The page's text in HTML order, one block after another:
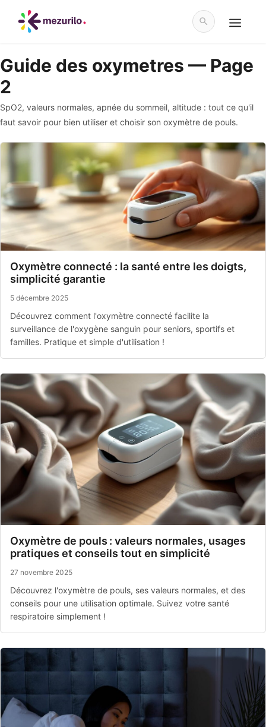
contenu
Guide des oxymetres — Page
2
SpO2, valeurs normales, apnée du sommeil, altitude : tout ce qu'il
faut savoir pour bien utiliser et choisir son oxymètre de pouls.
Oxymètre connecté : la santé entre les doigts,
simplicité garantie
5 décembre 2025
Découvrez comment l'oxymètre connecté facilite la
surveillance de l'oxygène sanguin pour seniors, sportifs et
familles. Pratique et simple d'utilisation !
Oxymètre de pouls : valeurs normales, usages
pratiques et conseils tout en simplicité
27 novembre 2025
Découvrez l'oxymètre de pouls, ses valeurs normales, et des
conseils pour une utilisation optimale. Suivez votre santé
respiratoire simplement !